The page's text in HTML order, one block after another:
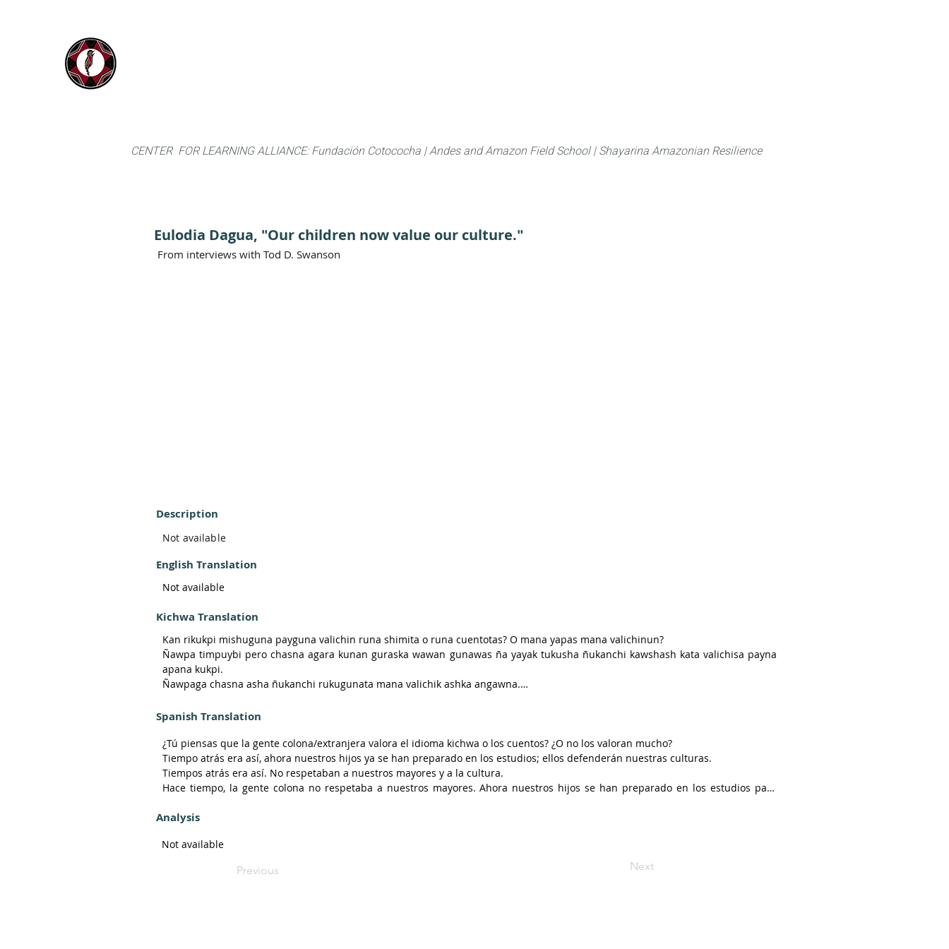
CENTER FOR LEARNING ALLIANCE:Fundación Cotococha |Andes and Amazon Field School |Shayarina Amazonian Resilience
Eulodia Dagua, "Our children now value our culture."
From interviews with Tod D. Swanson
Description
Not available
English Translation
Not available
Kichwa Translation
Kan rikukpi mishuguna payguna valichin runa shimita o runa cuentotas? O mana yapas mana valichinun?
Ñawpa timpuybi pero chasna agara kunan guraska wawan gunawas ña yayak tukusha ñukanchi kawshash kata valichisa payna
apana kukpi.
Ñawpaga chasna asha ñukanchi rukugunata mana valichik ashka angawna.
Apana kusha payanawas ñukanchi imasnata kawsanchi, chita vallichisha riwnguna kuna uraspiga.
Spanish Translation
¿Tú piensas que la gente colona/extranjera valora el idioma kichwa o los cuentos? ¿O no los valoran mucho?
Tiempo atrás era así, ahora nuestros hijos ya se han preparado en los estudios; ellos defenderán nuestras culturas.
Tiempos atrás era así. No respetaban a nuestros mayores y a la cultura.
Hace tiempo, la gente colona no respetaba a nuestros mayores. Ahora nuestros hijos se han preparado en los estudios para
Defenderán la cultura y tradiciones de cómo vivimos. Eso van haciendo respetar hasta hoy día.
Analysis
Not available
Previous
Next